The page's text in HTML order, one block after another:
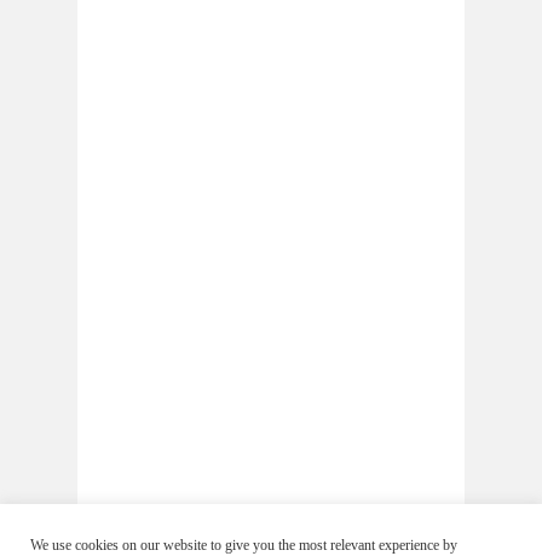
We use cookies on our website to give you the most relevant experience by